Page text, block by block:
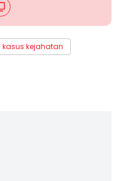
kasus kejahatan